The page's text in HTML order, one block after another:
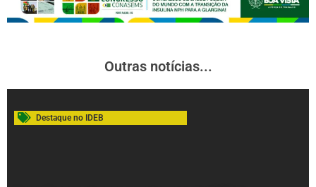
Outras notícias...
Destaque no IDEB